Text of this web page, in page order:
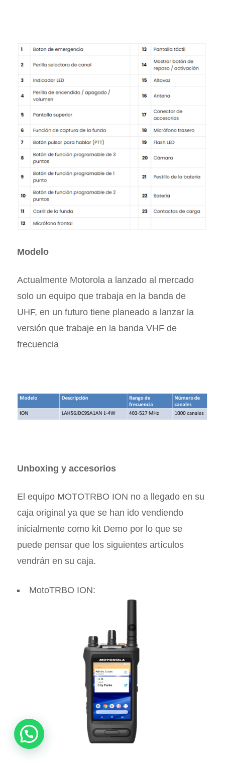
Modelo
Actualmente Motorola a lanzado al mercado
solo un equipo que trabaja en la banda de
UHF, en un futuro tiene planeado a lanzar la
versión que trabaje en la banda VHF de
frecuencia
Unboxing y accesorios
El equipo MOTOTRBO ION no a llegado en su
caja original ya que se han ido vendiendo
inicialmente como kit Demo por lo que se
puede pensar que los siguientes artículos
vendrán en su caja.
MotoTRBO ION: